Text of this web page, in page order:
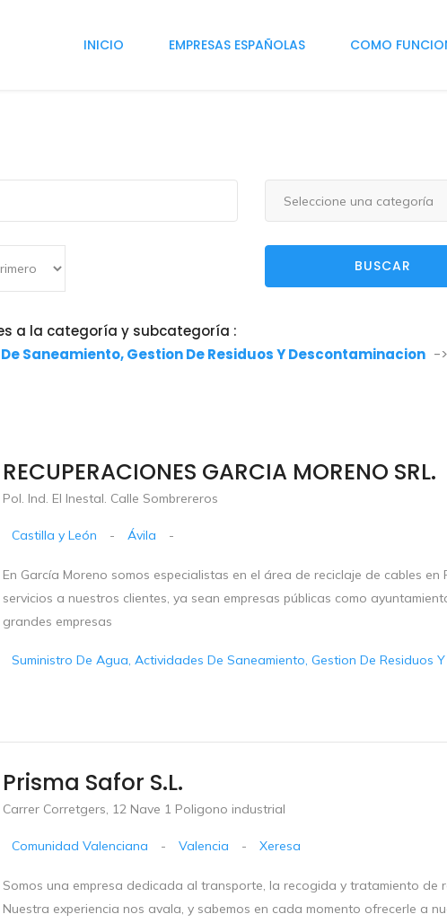
INICIO EMPRESAS ESPAÑOLAS COMO
Seleccione una categoría
BUSCAR
a la categoría y subcategoría :
Saneamiento, Gestion De Residuos Y Descontaminacion ->
RECUPERACIONES GARCIA MORENO SRL.
Pol. Ind. El Inestal. Calle Sombrereros
Castilla y León - Ávila -
En García Moreno somos especialistas en el área de reciclaje de cables
servicios a nuestros clientes, ya sean empresas públicas como
grandes empresas
Suministro De Agua, Actividades De Saneamiento, Gestion De Residuos
Prisma Safor S.L.
Carrer Corretgers, 12 Nave 1 Poligono industrial
Comunidad Valenciana - Valencia - Xeresa
Somos una empresa dedicada al transporte, la recogida y tratamiento de
Nuestra experiencia nos avala, y sabemos en cada momento ofrecerle a